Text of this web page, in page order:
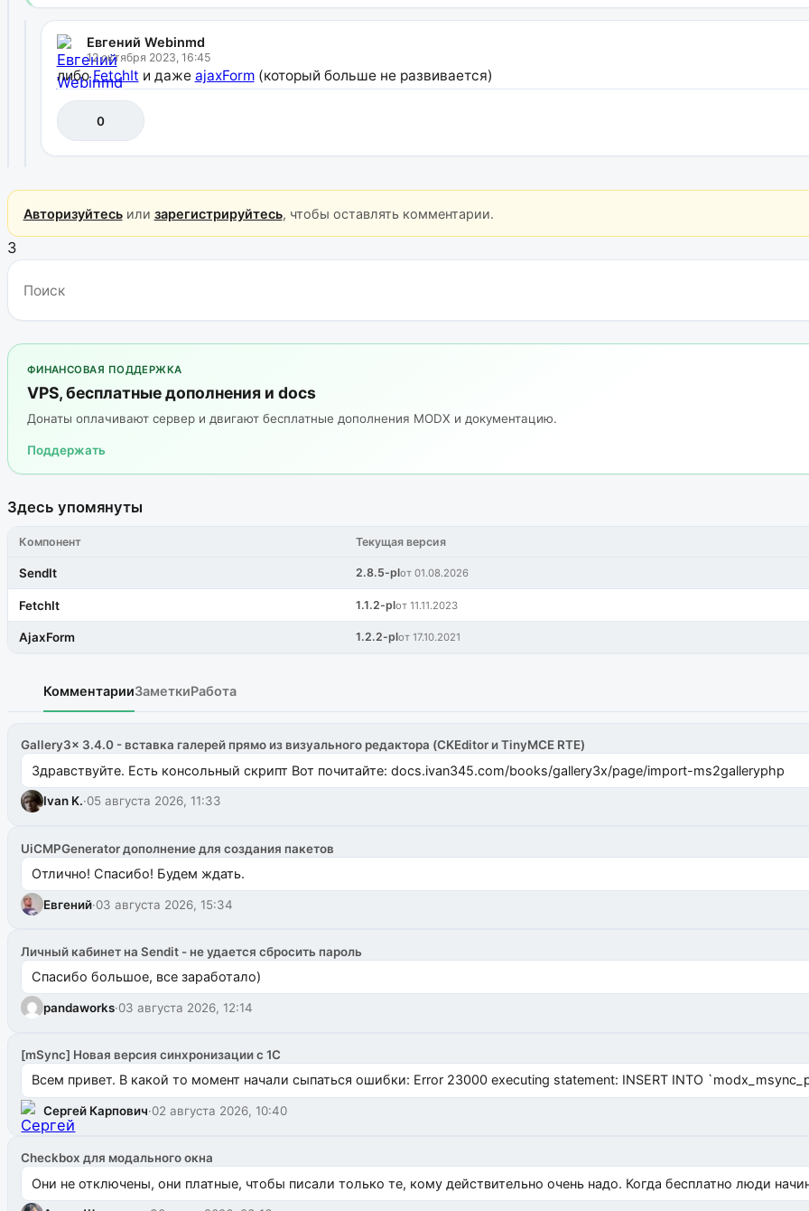
Евгений Webinmd
12 октября 2023, 16:45
либоFetchIt и даже ajaxForm(который больше не развивается)
0
Авторизуйтесьили зарегистрируйтесь, чтобы оставлять комментарии.
3
ФИНАНСОВАЯ ПОДДЕРЖКА
VPS, бесплатные дополнения и docs
Донаты оплачивают сервер и двигают бесплатные дополнения MODX и документацию.
Поддержать
Здесь упомянуты
Компонент Текущая версия
SendIt 2.8.5-plот 01.08.2026
FetchIt 1.1.2-plот 11.11.2023
AjaxForm 1.2.2-plот 17.10.2021
КомментарииЗаметкиРабота
Gallery3x 3.4.0 - вставка галерей прямо из визуального редактора (CKEditor и TinyMCE RTE)
Здравствуйте. Есть консольный скрипт Вот почитайте: docs.ivan345.com/books/gallery3x/page/import-ms2galleryphp
Ivan K.·05 августа 2026, 11:33
UiCMPGenerator дополнение для создания пакетов
Отлично! Спасибо! Будем ждать.
Евгений·03 августа 2026, 15:34
Личный кабинет на Sendit - не удается сбросить пароль
Спасибо большое, все заработало)
pandaworks·03 августа 2026, 12:14
[mSync] Новая версия синхронизации с 1С
Всем привет. В какой то момент начали сыпаться ошибки: Error 23000 executing statement: INSERT INTO
Сергей Карпович·02 августа 2026, 10:40
Checkbox для модального окна
Они не отключены, они платные, чтобы писали только те, кому действительно очень надо. Когда бесплатно люди